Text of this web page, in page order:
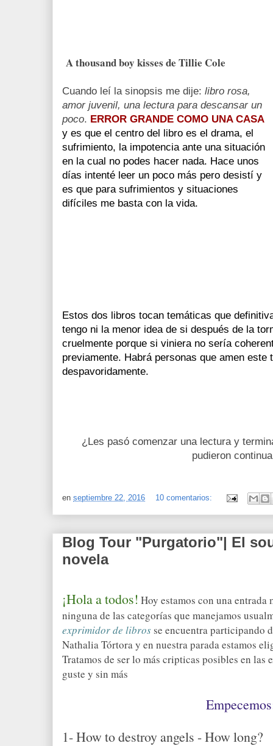
Athousand boy kisses de Tillie Cole
Cuando leí la sinopsis me dije: libro rosa,
amor juvenil, una lectura para descansar un
poco. ERROR GRANDE COMO UNA CASA
y es que el centro del libro es el drama, el
sufrimiento, la impotencia ante una situación
en la cual no podes hacer nada. Hace unos
días intenté leer un poco más pero desistí y
es que para sufrimientos y situaciones
difíciles me basta con la vida.
Estos dos libros tocan temáticas que
tengo ni la menor idea de si después de la
cruelmente porque si viniera no sería
previamente. Habrá personas que amen
despavoridamente.
¿Les pasó comenzar una lectura y
pudieron
en septiembre 22, 2016 10 comentarios:
Blog Tour "Purgatorio"| El
novela
¡Hola a todos! Hoy estamos con una
ninguna de las categorías que manejamos
exprimidor de libros se encuentra participando
Nathalia Tórtora y en nuestra parada estamos
Tratamos de ser lo más cripticas posibles en las
guste y sin más
1- How to destroy angels - How long?